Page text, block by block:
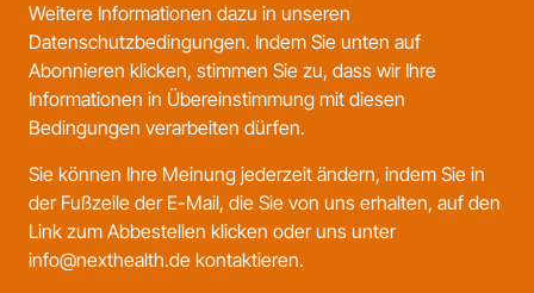
Weitere Informationen dazu in unseren
Datenschutzbedingungen. Indem Sie unten auf
Abonnieren klicken, stimmen Sie zu, dass wir Ihre
Informationen in Übereinstimmung mit diesen
Bedingungen verarbeiten dürfen.
Sie können Ihre Meinung jederzeit ändern, indem Sie in
der Fußzeile der E-Mail, die Sie von uns erhalten, auf den
Link zum Abbestellen klicken oder uns unter
info@nexthealth.de kontaktieren.